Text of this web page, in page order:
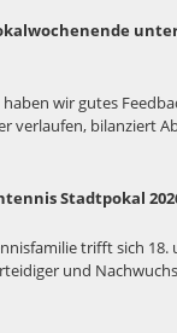
wir gutes
verlaufen, bilanziert
Stadtpokal
trifft sich 18.
und